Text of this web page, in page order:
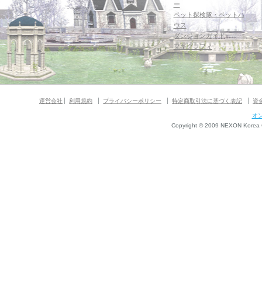
ー
ペット探検隊・ペットハ
ウス
ダンジョンガイド
マギグラフィ
運営会社 利用規約 プライバシーポリシー 特定商取引法に基づく表記 資
オ
Copyright © 2009 NEXON Korea